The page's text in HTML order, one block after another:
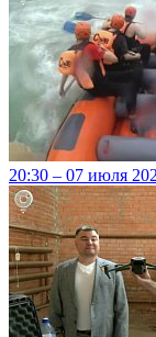
20:30 – 07 июля